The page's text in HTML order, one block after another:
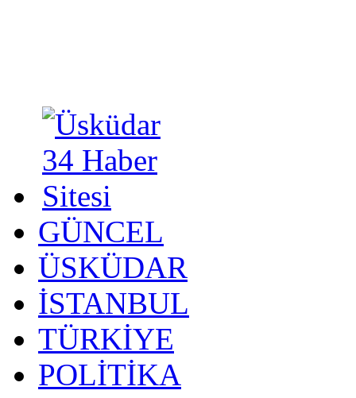
GÜNCEL
ÜSKÜDAR
İSTANBUL
TÜRKİYE
POLİTİKA